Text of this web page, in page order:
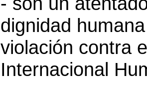
dignidad
violación contra
Internacional